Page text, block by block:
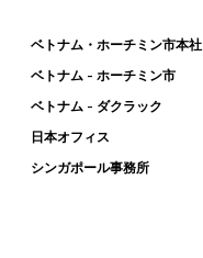
ベトナム・ホーチミン市本社
ベトナム - ホーチミン市
ベトナム - ダクラック
日本オフィス
シンガポール事務所